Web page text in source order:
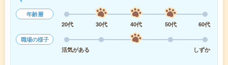
年齢層
20代
30代 40代 50代
60代
職場の様子
活気がある
しずか